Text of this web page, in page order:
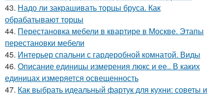
43. Надо ли закрашивать торцы бруса. Как
обрабатывают торцы
44. Перестановка мебели в квартире в Москве. Этапы
перестановки мебели
45. Интерьер спальни с гардеробной комнатой. Виды
46. Описание единицы измерения люкс и ее.. В каких
единицах измеряется освещенность
47. Как выбрать идеальный фартук для кухни: советы и